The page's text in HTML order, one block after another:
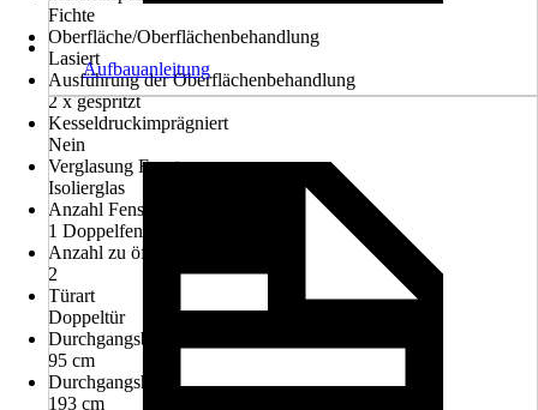
Fichte
Oberfläche/Oberflächenbehandlung
Lasiert
Ausführung der Oberflächenbehandlung
2 x gespritzt
Kesseldruckimprägniert
Nein
Verglasung Fenster
Isolierglas
Anzahl Fenster
1 Doppelfenster, 1 Einzelfenster
Anzahl zu öffnender Fenster
2
Türart
Doppeltür
Durchgangsbreite
95 cm
Durchgangshöhe
193 cm
Aufbauanleitung